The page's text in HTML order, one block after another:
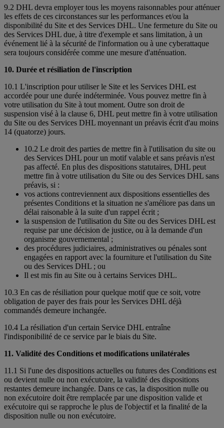
9.2 DHL devra employer tous les moyens raisonnables pour atténuer
les effets de ces circonstances sur les performances et/ou la
disponibilité du Site et des Services DHL. Une fermeture du Site ou
des Services DHL due, à titre d'exemple et sans limitation, à un
événement lié à la sécurité de l'information ou à une cyberattaque
sera toujours considérée comme une mesure d'atténuation.
10. Durée et résiliation de l'inscription
10.1 L'inscription pour utiliser le Site et les Services DHL est
accordée pour une durée indéterminée. Vous pouvez mettre fin à
votre utilisation du Site à tout moment. Outre son droit de
suspension visé à la clause 6, DHL peut mettre fin à votre utilisation
du Site ou des Services DHL moyennant un préavis écrit d'au moins
14 (quatorze) jours.
10.2 Le droit des parties de mettre fin à l'utilisation du site ou
des Services DHL pour un motif valable et sans préavis n'est
pas affecté. En plus des dispositions statutaires, DHL peut
mettre fin à votre utilisation du Site ou des Services DHL sans
préavis, si :
vos actions contreviennent aux dispositions essentielles des
présentes Conditions et la situation ne s'améliore pas dans un
délai raisonable à la suite d'un rappel écrit ;
la suspension de l'utilisation du Site ou des Services DHL est
requise par une décision de justice, ou à la demande d'un
organisme gouvernemental ;
des procédures judiciaires, administratives ou pénales sont
engagées en rapport avec la fourniture et l'utilisation du Site
ou des Services DHL ; ou
Il est mis fin au Site ou à certains Services DHL.
10.3 En cas de résiliation pour quelque motif que ce soit, votre
obligation de payer des frais pour les Services DHL déjà
commandés demeure inchangée.
10.4 La résiliation d'un certain Service DHL entraîne
l'indisponibilité de ce service par le biais du Site.
11. Validité des Conditions et modifications unilatérales
11.1 Si l'une des dispositions actuelles ou futures des Conditions est
ou devient nulle ou non exécutoire, la validité des dispositions
restantes demeure inchangée. Dans ce cas, la disposition nulle ou
non exécutoire doit être remplacée par une disposition valide et
exécutoire qui se rapproche le plus de l'objectif et la finalité de la
disposition nulle ou non exécutoire.